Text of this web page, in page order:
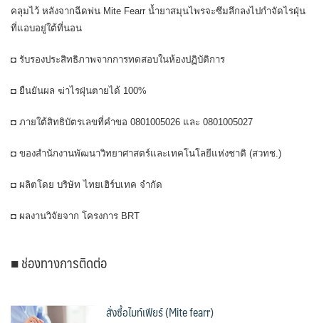
คลุมไว้ หลังจากฉีดพ่น Mite Fearr น้ำยาสมุนไพรจะซึมลึกลงไปกำจัดไรฝุ่น
ที่แอบอยู่ใต้ที่นอน
◘ รับรองประสิทธิภาพจากการทดสอบในห้องปฏิบัติการ
◘ ยืนยันผล ฆ่าไรฝุ่นตายได้ 100%
◘ ภายใต้สิทธิบัตรเลขที่คำขอ 0801005026 และ 0801005027
◘ ของสำนักงานพัฒนาวิทยาศาสตร์และเทคโนโลยีแห่งชาติ (สวทช.)
◘ ผลิตโดย บริษัท ไทยเฮิร์บเทค จำกัด
◘ ผลงานวิจัยจาก โครงการ BRT
■ ช่องทางการติดต่อ
สั่งซื้อไมท์เฟียร์ (Mite fearr)